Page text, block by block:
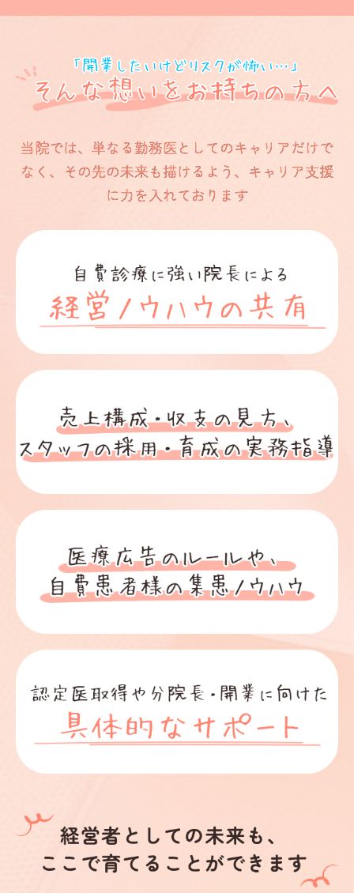
当院では、単なる勤務医としてのキャリアだけで
なく、
その先の未来も描けるよう、キャリア支援
に力を入れております